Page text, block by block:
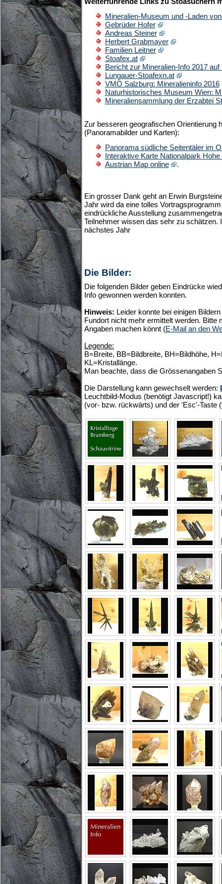
Mineralien-Museum und -Laden
Gebrüder Hofer
Andreas Steiner
Herbert Grabmayer
Familien Leitner
Stoafex.at
Bericht zur Mineralien-Info 2017 auf
Lungauer-Stoafexn.at
VMÖ Salzburg: Mineralieninfo 2016
Naturhistorisches Museum Wien:
Mineraliensammlung der Erzabtei
Zur besseren geografischen Orientierung
(Panoramabilder und Karten):
Panorama südliche Seitentäler im
Interaktive Karte Nationalpark Hohe
Austrian Map online
.
Ein grosser Dank geht an Erwin
Jahr wird da eine tolles
eindrückliche Ausstellung
Teilnehmer wissen das sehr zu schätzen.
nächstes Jahr
Die Bilder:
Die folgenden Bilder geben Eindrücke
Info gewonnen werden konnten.
Hinweis: Leider konnte bei einigen
Fundort nicht mehr ermittelt werden. Bitte
Angaben machen könnt (E-Mail an den
Legende:
B=Breite, BB=Bildbreite, BH=Bildhöhe,
KL=Kristallänge.
Man beachte, dass die Grössenangaben
Die Darstellung kann gewechselt werden:
Leuchtbild-Modus (benötigt Javascript!)
(vor- bzw. rückwärts) und der 'Esc'-Taste